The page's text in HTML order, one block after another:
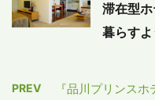
滞在型
暮らす
PREV
『品川プリンス